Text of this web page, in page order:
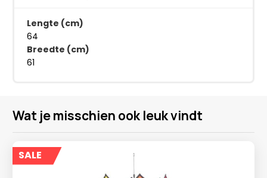
Lengte (cm)
64
Breedte (cm)
61
Wat je misschien ook leuk vindt
SALE